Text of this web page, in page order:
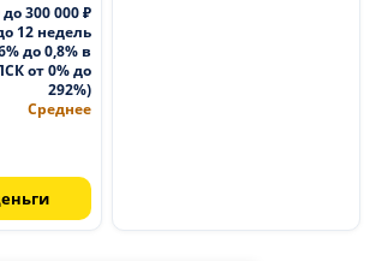
до 300 000 ₽
12 недель
до 0,8% в
от 0% до
292%)
Среднее